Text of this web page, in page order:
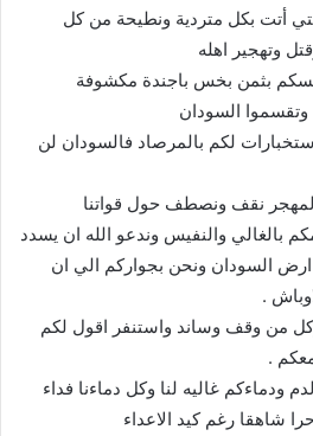
أتت بكل متردية ونطيحة من كل
وتهجير اهله
بثمن بخس باجندة مكشوفة
السودان
لكم بالمرصاد فالسودان لن
المهجر نقف ونصطف حول قواتنا
بالغالي والنفيس وندعو الله ان يسدد
ارض السودان ونحن بجواركم الي ان
.
من وقف وساند واستنفر اقول لكم
.
ودماءكم غاليه لنا وكل دماءنا فداء
شاهقا رغم كيد الاعداء